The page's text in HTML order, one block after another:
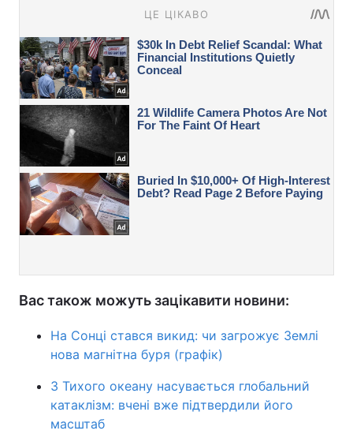
Вас також можуть зацікавити новини:
На Сонці стався викид: чи загрожує Землі
нова магнітна буря (графік)
З Тихого океану насувається глобальний
катаклізм: вчені вже підтвердили його
масштаб